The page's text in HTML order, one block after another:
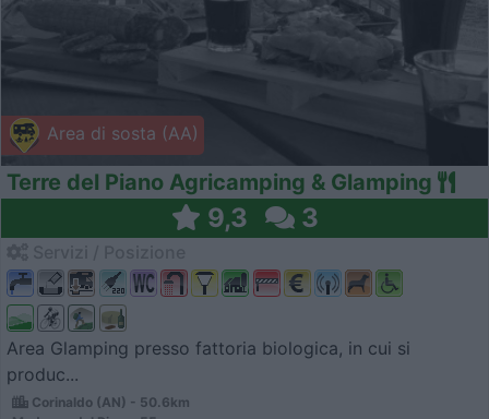
Area di sosta (AA)
Terre del Piano Agricamping & Glamping
9,3 3
Area Glamping presso fattoria biologica, in cui si
produc...
Corinaldo (AN) - 50.6km